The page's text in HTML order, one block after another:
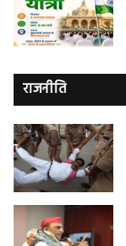
राजनीति